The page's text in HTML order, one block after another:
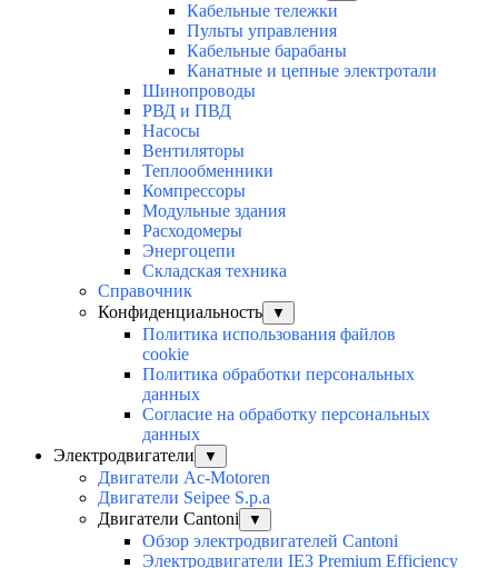
Кабельные тележки
Пульты управления
Кабельные барабаны
Канатные и цепные электротали
Шинопроводы
РВД и ПВД
Насосы
Вентиляторы
Теплообменники
Компрессоры
Модульные здания
Расходомеры
Энергоцепи
Складская техника
Справочник
Конфиденциальность
▼
Политика использования файлов
cookie
Политика обработки персональных
данных
Согласие на обработку персональных
данных
Электродвигатели
▼
Двигатели Ac-Motoren
Двигатели Seipee S.p.a
Двигатели Cantoni
▼
Обзор электродвигателей Cantoni
Электродвигатели IE3 Premium Efficiency